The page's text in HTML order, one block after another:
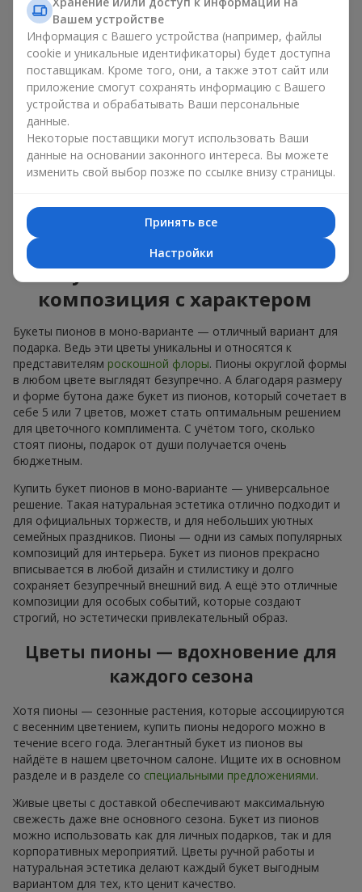
событий:
мягкие розовые оттенки — идеально подойдут, как
цветы на день рождения;
коралловые — романтический презент и цветы для
вдохновения любимой женщине;
белые пионы — универсальное решение как для
личного выразительного подарка, так и для изящного
варианта для корпоративных событий.
Выбирайте оригинальные дизайнерские букеты пионов или
цветов с доставкой, чтобы ваш подарок с изысканным
ароматом оказался незабываемым.
Букет пионов — моно-
композиция с характером
Букеты пионов в моно-варианте — отличный вариант для
подарка. Ведь эти цветы уникальны и относятся к
представителям роскошной флоры. Пионы округлой формы
в любом цвете выглядят безупречно. А благодаря размеру
и форме бутона даже букет из пионов, который сочетает в
себе 5 или 7 цветов, может стать оптимальным решением
для цветочного комплимента. С учётом того, сколько
стоят пионы, подарок от души получается очень
бюджетным.
Купить букет пионов в моно-варианте — универсальное
решение. Такая натуральная эстетика отлично подходит и
для официальных торжеств, и для небольших уютных
семейных праздников. Пионы — одни из самых популярных
композиций для интерьера. Букет из пионов прекрасно
вписывается в любой дизайн и стилистику и долго
сохраняет безупречный внешний вид. А ещё это отличные
композиции для особых событий, которые создают
строгий, но эстетически привлекательный образ.
Цветы пионы — вдохновение для
каждого сезона
Хотя пионы — сезонные растения, которые ассоциируются
с весенним цветением, купить пионы недорого можно в
течение всего года. Элегантный букет из пионов вы
найдёте в нашем цветочном салоне. Ищите их в основном
разделе и в разделе со специальными предложениями.
Живые цветы с доставкой обеспечивают максимальную
свежесть даже вне основного сезона. Букет из пионов
можно использовать как для личных подарков, так и для
корпоративных мероприятий. Цветы ручной работы и
натуральная эстетика делают каждый букет выгодным
вариантом для тех, кто ценит качество.
Вашем устройстве
Информация с Вашего устройства (например, файлы
cookie и уникальные идентификаторы) будет доступна
поставщикам. Кроме того, они, а также этот сайт или
приложение смогут сохранять информацию с Вашего
устройства и обрабатывать Ваши персональные
данные.
Некоторые поставщики могут использовать Ваши
данные на основании законного интереса. Вы можете
изменить свой выбор позже по ссылке внизу страницы.
Принять все
Настройки